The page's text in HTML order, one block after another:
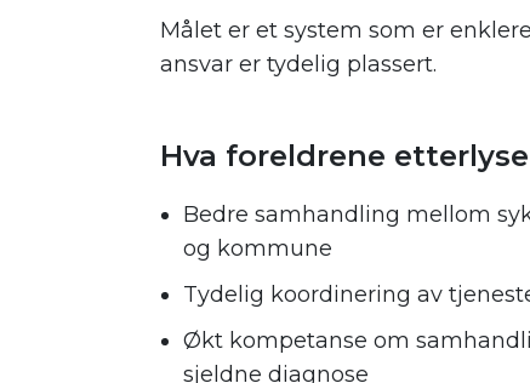
Målet er et system som er
ansvar er tydelig plassert.
Hva foreldrene
Bedre samhandling mellom
og kommune
Tydelig koordinering av
Økt kompetanse om
sjeldne diagnose